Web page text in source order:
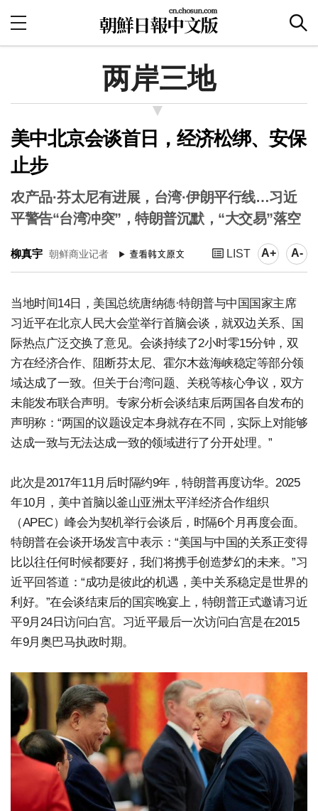
两岸三地
美中北京会谈首日，经济松绑、安保
止步
农产品·芬太尼有进展，台湾·伊朗平行线…习近
平警告“台湾冲突”，特朗普沉默，“大交易”落空
柳真宇 朝鲜商业记者 LIST A+ A-
当地时间14日，美国总统唐纳德·特朗普与中国国家主席
习近平在北京人民大会堂举行首脑会谈，就双边关系、国
际热点广泛交换了意见。会谈持续了2小时零15分钟，双
方在经济合作、阻断芬太尼、霍尔木兹海峡稳定等部分领
域达成了一致。但关于台湾问题、关税等核心争议，双方
未能发布联合声明。专家分析会谈结束后两国各自发布的
声明称：“两国的议题设定本身就存在不同，实际上对能够
达成一致与无法达成一致的领域进行了分开处理。”
此次是2017年11月后时隔约9年，特朗普再度访华。2025
年10月，美中首脑以釜山亚洲太平洋经济合作组织
（APEC）峰会为契机举行会谈后，时隔6个月再度会面。
特朗普在会谈开场发言中表示：“美国与中国的关系正变得
比以往任何时候都要好，我们将携手创造梦幻的未来。”习
近平回答道：“成功是彼此的机遇，美中关系稳定是世界的
利好。”在会谈结束后的国宾晚宴上，特朗普正式邀请习近
平9月24日访问白宫。习近平最后一次访问白宫是在2015
年9月奥巴马执政时期。